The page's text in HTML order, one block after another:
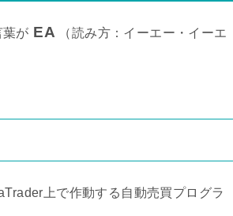
葉が EA
（読み方：イーエー・イーエ
上で作動する自動売買プログラ